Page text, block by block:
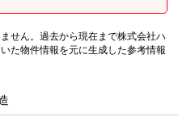
せん。過去から現在まで株式会社ハ
た物件情報を元に生成した参考情報